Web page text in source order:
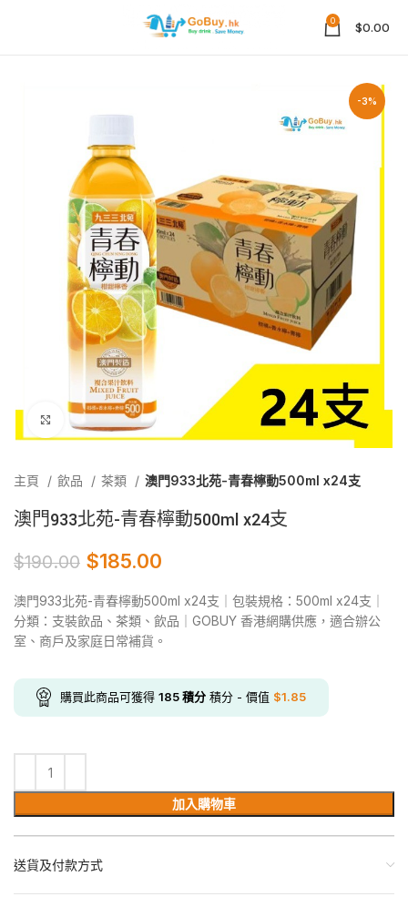
0 $0.00
-3%
Click to enlarge
主頁 飲品 茶類 澳門933北苑-青春檸動500ml x24支
澳門933北苑-青春檸動500ml x24支
$190.00 $185.00
澳門933北苑-青春檸動500ml x24支｜包裝規格：500ml x24支｜
分類：支裝飲品、茶類、飲品｜GOBUY 香港網購供應，適合辦公
室、商戶及家庭日常補貨。
購買此商品可獲得 185積分 積分 - 價值 $1.85
加入購物車
送貨及付款方式